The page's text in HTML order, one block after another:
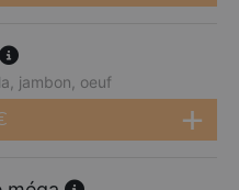
jambon, oeuf